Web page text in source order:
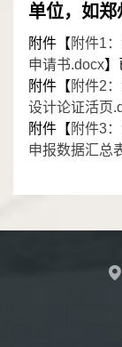
单位，如郑
附件【 附件1
申请书.docx】
附件【 附件2
设计论证活页
附件【 附件3
申报数据汇总